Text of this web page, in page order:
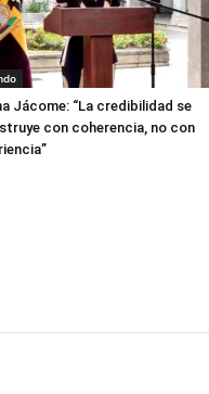
Jácome: “La credibilidad se
con coherencia, no con